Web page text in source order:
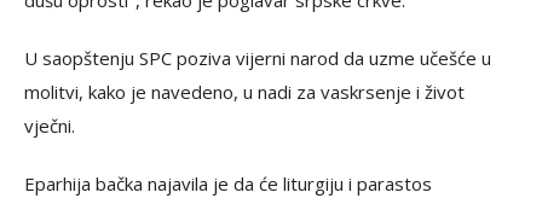
U saopštenju SPC poziva vijerni narod da uzme učešće u
molitvi, kako je navedeno, u nadi za vaskrsenje i život
vječni.
Eparhija bačka najavila je da će liturgiju i parastos